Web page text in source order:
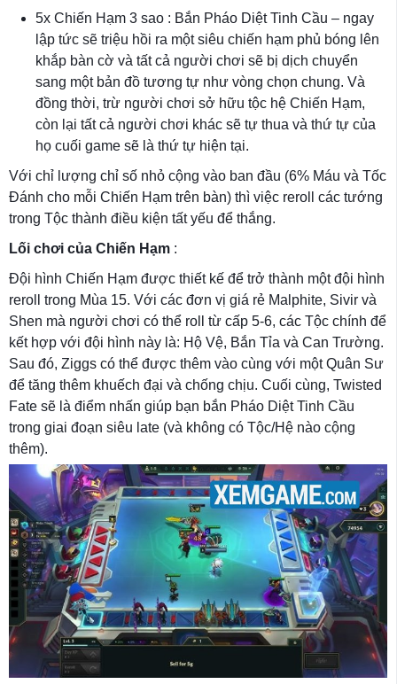
5x Chiến Hạm 3 sao : Bắn Pháo Diệt Tinh Cầu – ngay
lập tức sẽ triệu hồi ra một siêu chiến hạm phủ bóng lên
khắp bàn cờ và tất cả người chơi sẽ bị dịch chuyển
sang một bản đồ tương tự như vòng chọn chung. Và
đồng thời, trừ người chơi sở hữu tộc hệ Chiến Hạm,
còn lại tất cả người chơi khác sẽ tự thua và thứ tự của
họ cuối game sẽ là thứ tự hiện tại.
Với chỉ lượng chỉ số nhỏ cộng vào ban đầu (6% Máu và Tốc
Đánh cho mỗi Chiến Hạm trên bàn) thì việc reroll các tướng
trong Tộc thành điều kiện tất yếu để thắng.
Lối chơi của Chiến Hạm :
Đội hình Chiến Hạm được thiết kế để trở thành một đội hình
reroll trong Mùa 15. Với các đơn vị giá rẻ Malphite, Sivir và
Shen mà người chơi có thể roll từ cấp 5-6, các Tộc chính để
kết hợp với đội hình này là: Hộ Vệ, Bắn Tỉa và Can Trường.
Sau đó, Ziggs có thể được thêm vào cùng với một Quân Sư
để tăng thêm khuếch đại và chống chịu. Cuối cùng, Twisted
Fate sẽ là điểm nhấn giúp bạn bắn Pháo Diệt Tinh Cầu
trong giai đoạn siêu late (và không có Tộc/Hệ nào cộng
thêm).